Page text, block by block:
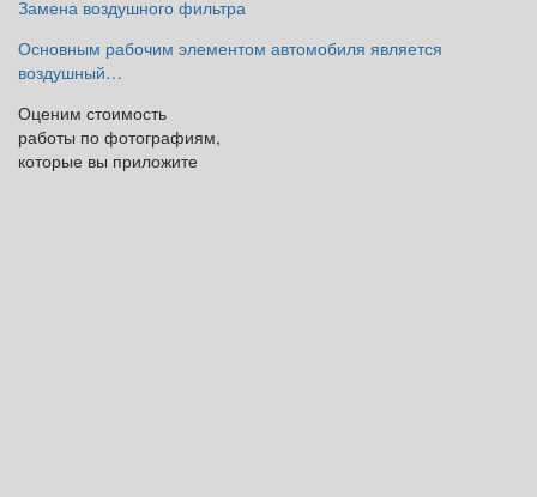
Замена воздушного фильтра
Основным рабочим элементом автомобиля является
воздушный…
Оценим стоимость
работы по фотографиям,
которые вы приложите